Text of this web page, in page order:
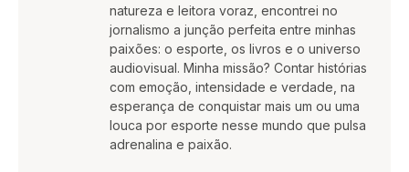
natureza e leitora voraz, encontrei no
jornalismo a junção perfeita entre minhas
paixões: o esporte, os livros e o universo
audiovisual. Minha missão? Contar histórias
com emoção, intensidade e verdade, na
esperança de conquistar mais um ou uma
louca por esporte nesse mundo que pulsa
adrenalina e paixão.